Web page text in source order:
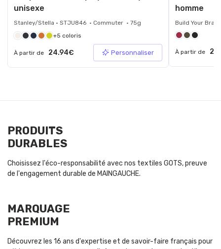
unisexe
Stanley/Stella • STJU846 • Commuter • 75g
+5 coloris
À partir de 24.94€ Personnaliser
homme
Build Your
À partir de
PRODUITS
DURABLES
Choisissez l'éco-responsabilité avec nos textiles GOTS, preuve
de l'engagement durable de MAINGAUCHE.
MARQUAGE
PREMIUM
Découvrez les 16 ans d'expertise et de savoir-faire français pour